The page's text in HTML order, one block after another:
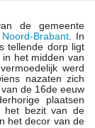
de gemeente
Noord-Brabant . In
tellende dorp ligt
het midden van
werd
nazaten zich
de 16de eeuw
plaatsen
het bezit van de
het decor van de